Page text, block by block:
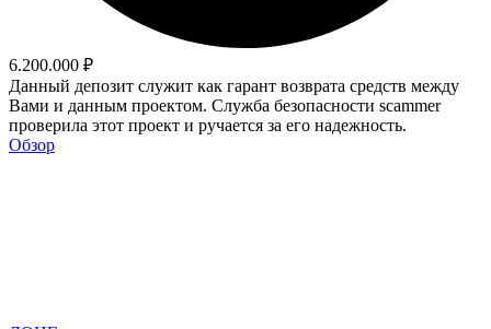
6.200.000 ₽
Данный депозит служит как гарант возврата средств между
Вами и данным проектом. Служба безопасности scammer
проверила этот проект и ручается за его надежность.
Обзор